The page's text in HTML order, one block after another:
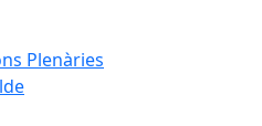
Plenàries